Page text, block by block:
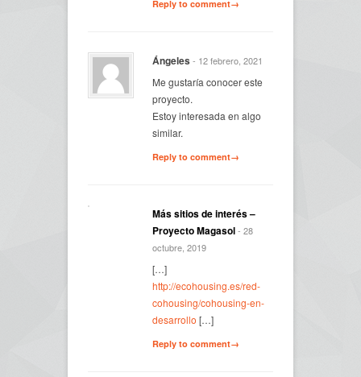
Reply to comment→
Ángeles - 12 febrero, 2021
Me gustaría conocer este
proyecto.
Estoy interesada en algo
similar.
Reply to comment→
Más sitios de interés –
Proyecto Magasol- 28
octubre, 2019
[…]
http://ecohousing.es/red-
cohousing/cohousing-en-
desarrollo […]
Reply to comment→